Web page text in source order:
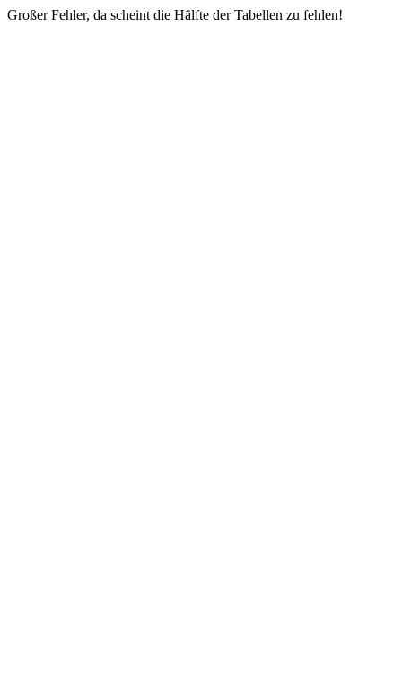
Großer Fehler, da scheint die Hälfte der Tabellen zu fehlen!